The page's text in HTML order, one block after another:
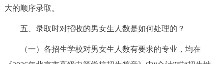
大的顺序录取。
五、录取时对招收的男女生人数是如何处理的？
（一）各招生学校对男女生人数有要求的专业，均在